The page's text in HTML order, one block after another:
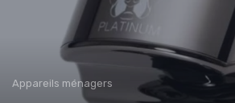
Appareils ménagers